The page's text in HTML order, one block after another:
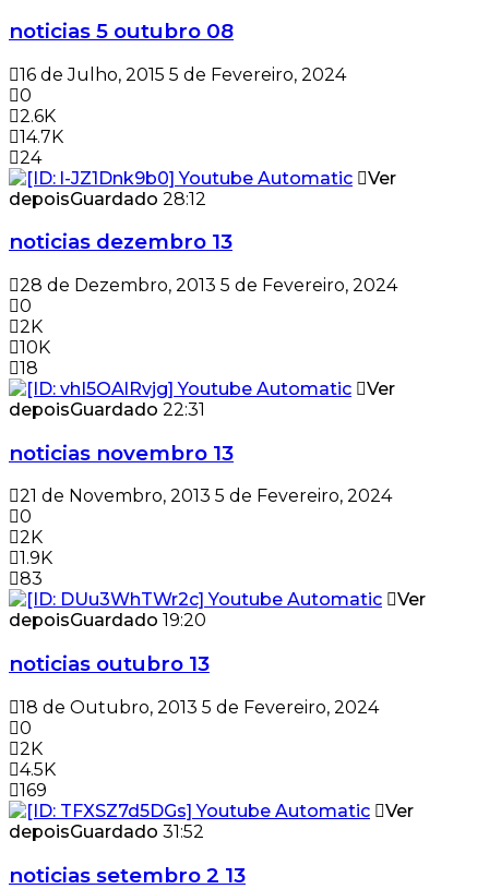
noticias 5 outubro 08
16 de Julho, 2015 5 de Fevereiro, 2024
0
2.6K
14.7K
24
Ver
depoisGuardado 28:12
noticias dezembro 13
28 de Dezembro, 2013 5 de Fevereiro, 2024
0
2K
10K
18
Ver
depoisGuardado 22:31
noticias novembro 13
21 de Novembro, 2013 5 de Fevereiro, 2024
0
2K
1.9K
83
Ver
depoisGuardado 19:20
noticias outubro 13
18 de Outubro, 2013 5 de Fevereiro, 2024
0
2K
4.5K
169
Ver
depoisGuardado 31:52
noticias setembro 2 13